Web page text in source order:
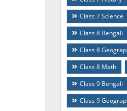
Class 7 Science
Class 8 Bengali
Class 8
Class 8 Math
Class 9 Bengali
Class 9